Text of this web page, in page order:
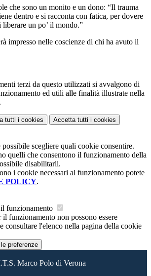
che sono un monito e un dono: “Il trauma
dentro e si racconta con fatica, per dovere
un po’ il mondo.”
impresso nelle coscienze di chi ha avuto il
terzi da questo utilizzati si avvalgono di
ed utili alle finalità illustrate nella
.
tutti i cookies Accetta tutti i cookies
possibile scegliere quali cookie consentire.
quelli che consentono il funzionamento della
disabilitarli.
i cookie necessari al funzionamento potete
POLICY.
funzionamento
il funzionamento non possono essere
consultare l'elenco nella pagina della cookie
preferenze
Marco Polo di Verona